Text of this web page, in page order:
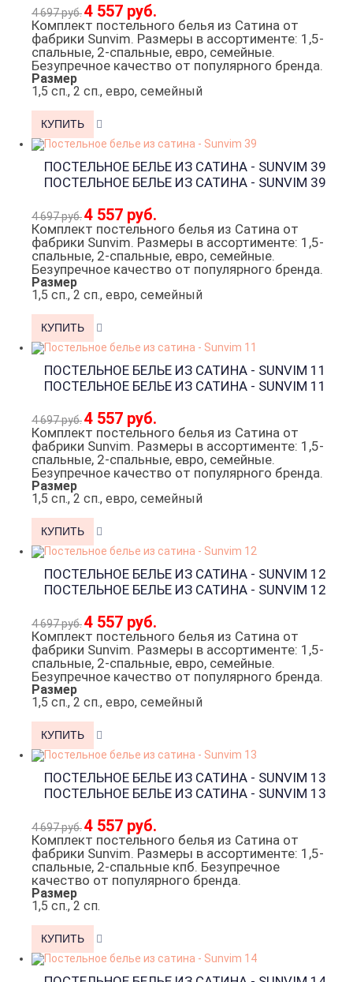
4 697 руб.4 557 руб.
Комплект постельного белья из Сатина от
фабрики Sunvim. Размеры в ассортименте: 1,5-
спальные, 2-спальные, евро, семейные.
Безупречное качество от популярного бренда.
Размер
1,5 сп., 2 сп., евро, семейный
ПОСТЕЛЬНОЕ БЕЛЬЕ ИЗ САТИНА - SUNVIM 39
ПОСТЕЛЬНОЕ БЕЛЬЕ ИЗ САТИНА - SUNVIM 39
4 697 руб.4 557 руб.
Комплект постельного белья из Сатина от
фабрики Sunvim. Размеры в ассортименте: 1,5-
спальные, 2-спальные, евро, семейные.
Безупречное качество от популярного бренда.
Размер
1,5 сп., 2 сп., евро, семейный
ПОСТЕЛЬНОЕ БЕЛЬЕ ИЗ САТИНА - SUNVIM 11
ПОСТЕЛЬНОЕ БЕЛЬЕ ИЗ САТИНА - SUNVIM 11
4 697 руб.4 557 руб.
Комплект постельного белья из Сатина от
фабрики Sunvim. Размеры в ассортименте: 1,5-
спальные, 2-спальные, евро, семейные.
Безупречное качество от популярного бренда.
Размер
1,5 сп., 2 сп., евро, семейный
ПОСТЕЛЬНОЕ БЕЛЬЕ ИЗ САТИНА - SUNVIM 12
ПОСТЕЛЬНОЕ БЕЛЬЕ ИЗ САТИНА - SUNVIM 12
4 697 руб.4 557 руб.
Комплект постельного белья из Сатина от
фабрики Sunvim. Размеры в ассортименте: 1,5-
спальные, 2-спальные, евро, семейные.
Безупречное качество от популярного бренда.
Размер
1,5 сп., 2 сп., евро, семейный
ПОСТЕЛЬНОЕ БЕЛЬЕ ИЗ САТИНА - SUNVIM 13
ПОСТЕЛЬНОЕ БЕЛЬЕ ИЗ САТИНА - SUNVIM 13
4 697 руб.4 557 руб.
Комплект постельного белья из Сатина от
фабрики Sunvim. Размеры в ассортименте: 1,5-
спальные, 2-спальные кпб. Безупречное
качество от популярного бренда.
Размер
1,5 сп., 2 сп.